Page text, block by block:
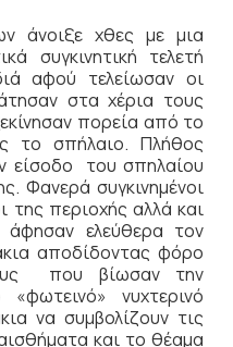
άνοιξε χθες με μια
συγκινητική τελετή
αφού τελείωσαν οι
στα χέρια τους
πορεία από το
το σπήλαιο. Πλήθος
είσοδο του σπηλαίου
Φανερά συγκινημένοι
της περιοχής αλλά και
ελεύθερα τον
αποδίδοντας φόρο
που βίωσαν την
νυχτερινό
να συμβολίζουν τις
και το θέαμα